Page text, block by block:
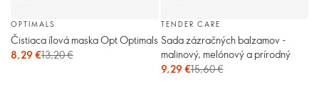
OPTIMALS
Čistiaca ílová maska Opt Optimals
8,29 €13,20 €
TENDER CARE
Sada zázračných balzamov -
malinový, melónový a prírodný
9,29 €15,60 €